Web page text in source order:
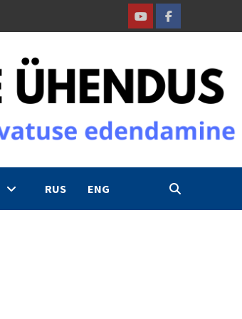
YoutubeFacebook
RUS ENG